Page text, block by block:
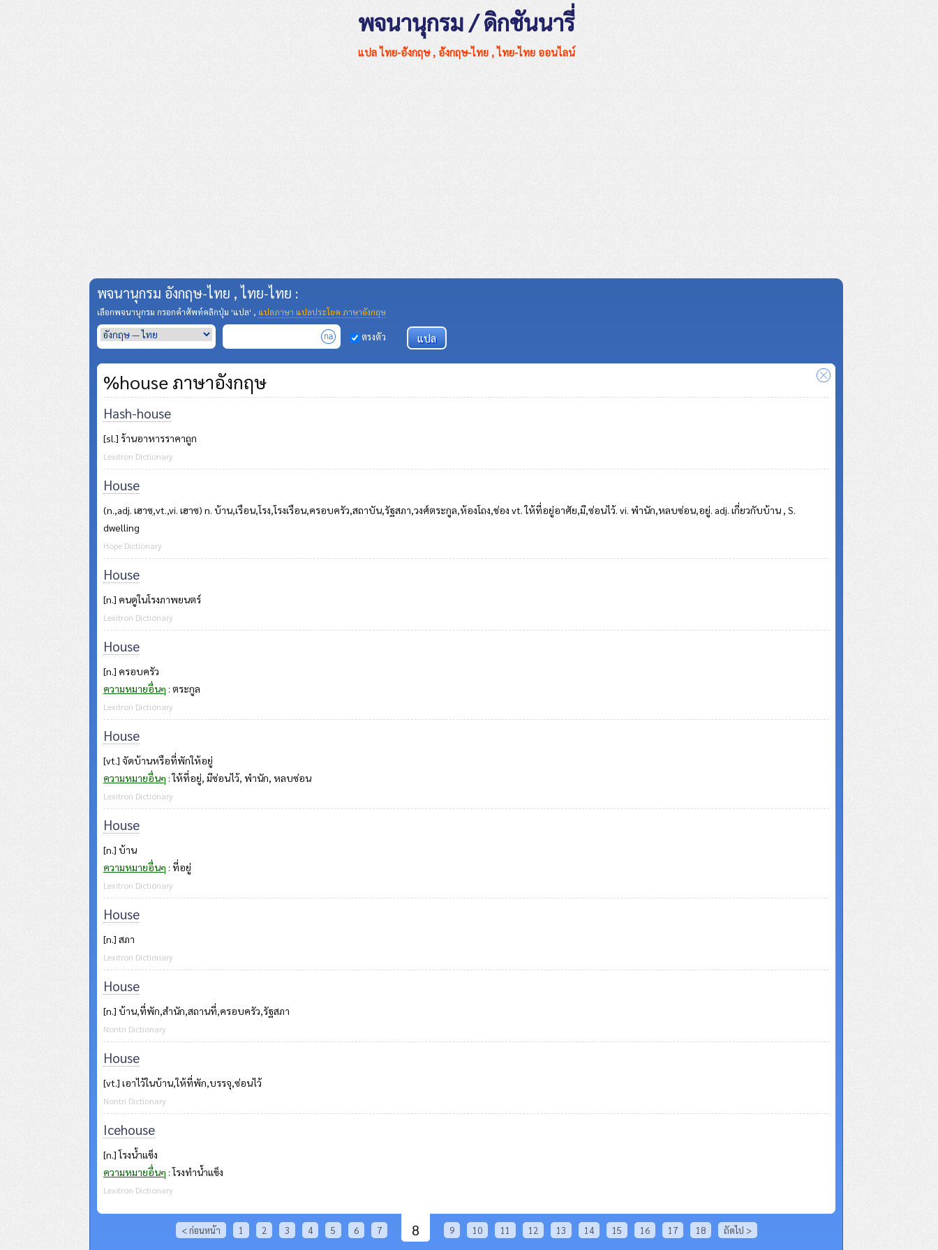
พจนานุกรม / ดิกชันนารี่
แปล ไทย-อังกฤษ , อังกฤษ-ไทย , ไทย-ไทย ออนไลน์
พจนานุกรม อังกฤษ-ไทย , ไทย-ไทย :
เลือกพจนานุกรม กรอกคำศัพท์คลิกปุ่ม 'แปล' , แปลภาษา แปลประโยค ภาษาอังกฤษ
ตรงตัว
%house ภาษาอังกฤษ
Hash-house
[sl.] ร้านอาหารราคาถูก
Lexitron Dictionary
House
(n.,adj. เฮาซฺ,vt.,vi. เฮาซ) n. บ้าน,เรือน,โรง,โรงเรือน,ครอบครัว,สถาบัน,รัฐสภา,วงศ์ตระกูล,ห้องโถง,ช่อง vt. ให้ที่อยู่อาศัย,มี,ซ่อนไว้. vi. พำนัก,หลบซ่อน,อยู่. adj. เกี่ยวกับบ้าน , S.
dwelling
Hope Dictionary
House
[n.] คนดูในโรงภาพยนตร์
Lexitron Dictionary
House
[n.] ครอบครัว
ความหมายอื่นๆ : ตระกูล
Lexitron Dictionary
House
[vt.] จัดบ้านหรือที่พักให้อยู่
ความหมายอื่นๆ :ให้ที่อยู่, มีซ่อนไว้, พำนัก, หลบซ่อน
Lexitron Dictionary
House
[n.] บ้าน
ความหมายอื่นๆ : ที่อยู่
Lexitron Dictionary
House
[n.] สภา
Lexitron Dictionary
House
[n.] บ้าน,ที่พัก,สำนัก,สถานที่,ครอบครัว,รัฐสภา
Nontri Dictionary
House
[vt.] เอาไว้ในบ้าน,ให้ที่พัก,บรรจุ,ซ่อนไว้
Nontri Dictionary
Icehouse
[n.] โรงน้ำแข็ง
ความหมายอื่นๆ :โรงทำน้ำแข็ง
Lexitron Dictionary
< ก่อนหน้า 1 2 3 4 5 6 7 8 9 10 11 12 13 14 15 16 17 18 ถัดไป >